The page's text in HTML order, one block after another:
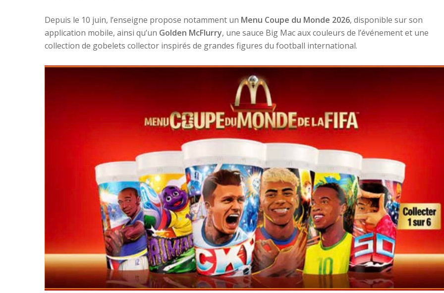
Depuis le 10 juin, l’enseigne propose notamment un Menu Coupe du Monde 2026, disponible sur son
application mobile, ainsi qu’un Golden McFlurry, une sauce Big Mac aux couleurs de l’événement et une
collection de gobelets collector inspirés de grandes figures du football international.